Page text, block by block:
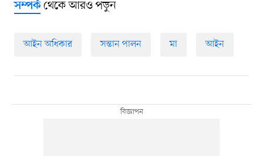
সম্পর্কথেকে আরও পড়ুন
আইন অধিকার সন্তান পালন মা আইন